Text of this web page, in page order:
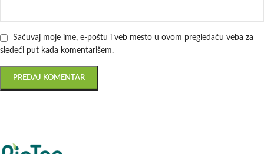
Sačuvaj moje ime, e-poštu i veb mesto u ovom pregledaču veba za
sledeći put kada komentarišem.